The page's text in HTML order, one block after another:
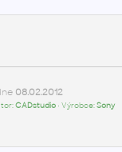
08.02.2012
CADstudio• Výrobce:Sony